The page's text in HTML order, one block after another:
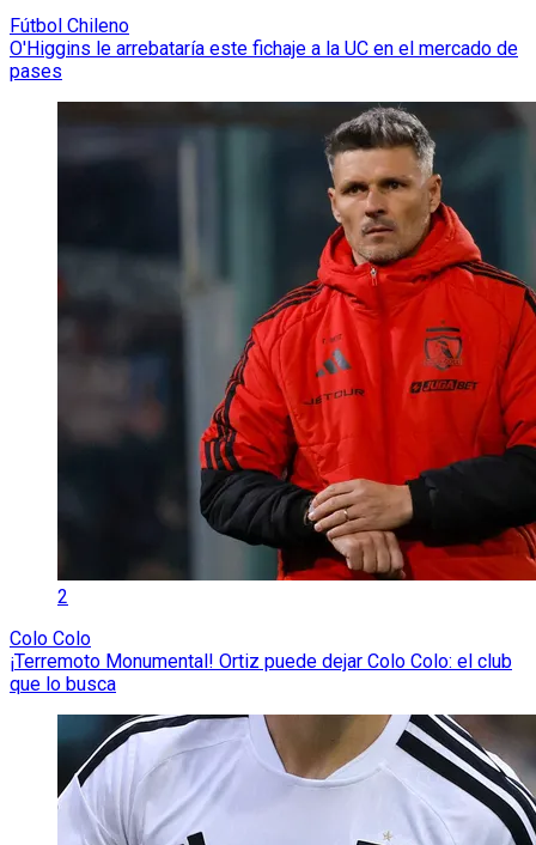
Fútbol Chileno
O'Higgins le arrebataría este fichaje a la UC en el mercado de
pases
2
Colo Colo
¡Terremoto Monumental! Ortiz puede dejar Colo Colo: el club
que lo busca